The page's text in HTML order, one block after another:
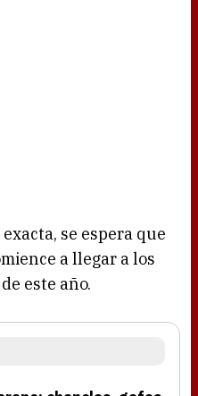
se espera que
a llegar a los
este año.